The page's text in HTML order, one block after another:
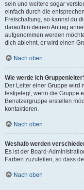
sein und weitere sogar
einfach durch die
Freischaltung, so kannst du
daraufhin deinen Antrag
aufgenommen werden
dich ablehnt, er wird einen
Nach oben
Wie werde ich
Der Leiter einer Gruppe wird
festgelegt, wenn die Gruppe
Benutzergruppe erstellen
kontaktieren.
Nach oben
Weshalb werden
Es ist der Board-
Farben zuzuteilen, so dass
Nach oben